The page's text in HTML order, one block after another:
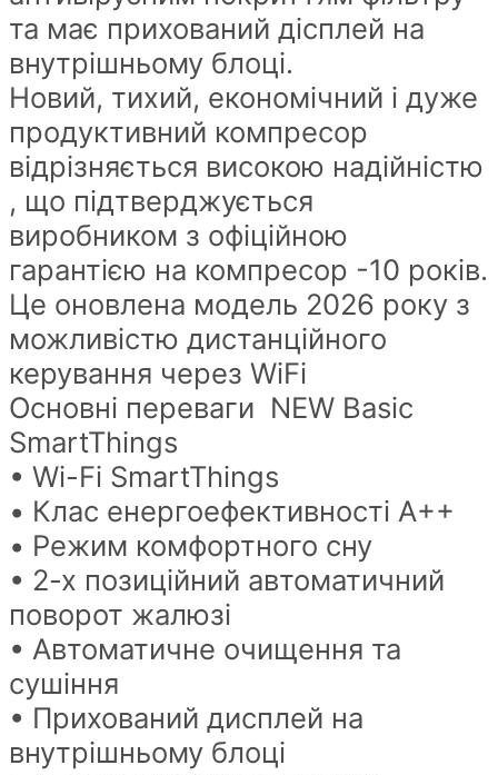
та має прихований дісплей на
внутрішньому блоці.
Новий, тихий, економічний і дуже
продуктивний компресор
відрізняється високою надійністю
, що підтверджується
виробником з офіційною
гарантією на компресор -10 років.
Це оновлена модель 2026 року з
можливістю дистанційного
керування через WiFi
Основні переваги NEW Basic
SmartThings
• Wi-Fi SmartThings
• Клас енергоефективності A++
• Режим комфортного сну
• 2-х позиційний автоматичний
поворот жалюзі
• Автоматичне очищення та
сушіння
• Прихований дисплей на
внутрішньому блоці